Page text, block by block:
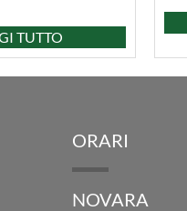
TUTTO
ORARI
NOVARA